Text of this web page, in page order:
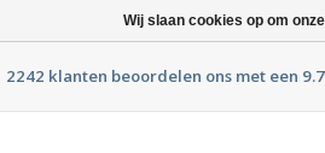
2242 klanten beoordelen ons met een 9.7
Wij slaan cookies op om